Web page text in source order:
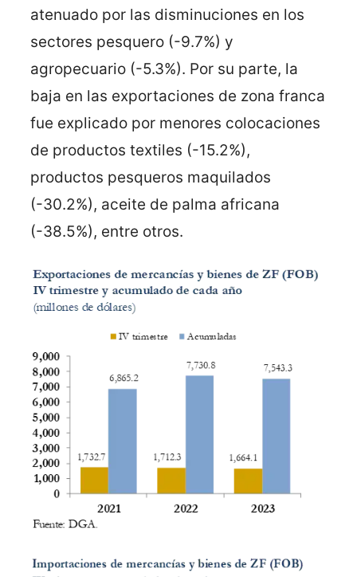
atenuado por las disminuciones en los
sectores pesquero (-9.7%) y
agropecuario (-5.3%). Por su parte, la
baja en las exportaciones de zona franca
fue explicado por menores colocaciones
de productos textiles (-15.2%),
productos pesqueros maquilados
(-30.2%), aceite de palma africana
(-38.5%), entre otros.